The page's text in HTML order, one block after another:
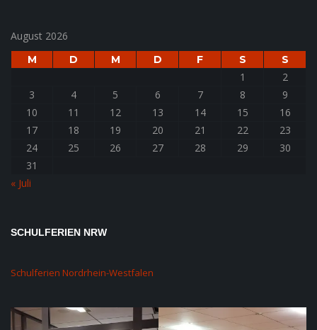
August 2026
M D M D F S S
1
2
3
4 5 6 7 8
9
10
11 12 13 14 15
16
17
18 19 20 21 22
23
24
25 26 27 28 29
30
31
« Juli
SCHULFERIEN NRW
Schulferien Nordrhein-Westfalen